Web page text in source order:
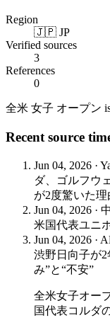
Region
🇯🇵 JP
Verified sources
3
References
0
全米 女子 オープン
Recent source
Jun 04, 2026 ·
ダ、ゴルフウ
が2度驚いた理
Jun 04, 2026 ·
米国代表ユニ
Jun 04, 2026 ·
渋野日向子が2
み”と“不安”
全米女子オー
国代表コルダ